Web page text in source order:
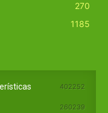
270
1185
402252
260239